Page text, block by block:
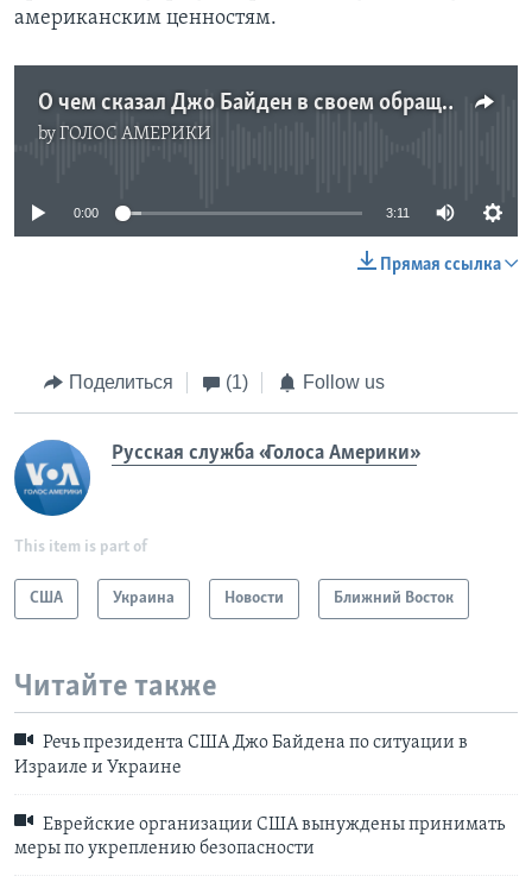
американским ценностям.
О чем сказал Джо Байден в своем обращении 19 октября?
byГОЛОС АМЕРИКИ
0:00 3:11
Прямая ссылка
Поделиться (1) Follow us
Русская служба «Голоса Америки»
This item is part of
США Украина Новости Ближний Восток
Читайте также
Речь президента США Джо Байдена по ситуации в
Израиле и Украине
Еврейские организации США вынуждены принимать
меры по укреплению безопасности